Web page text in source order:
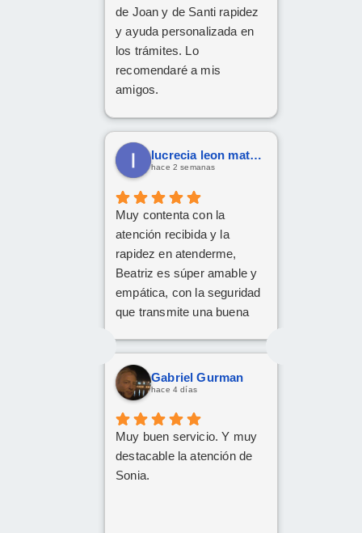
de Joan y de Santi rapidez
y ayuda personalizada en
los trámites. Lo
recomendaré a mis
amigos.
lucrecia leon mateos
hace 2 semanas
Muy contenta con la
atención recibida y la
rapidez en atenderme,
Beatriz es súper amable y
empática, con la seguridad
que transmite una buena
Gracias x todo.
Gabriel Gurman
hace 4 días
Muy buen servicio. Y muy
destacable la atención de
Sonia.